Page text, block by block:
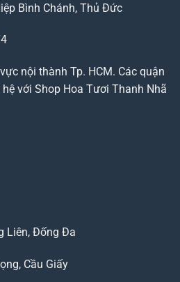
Bình Chánh, Thủ Đức
nội thành Tp. HCM. Các quận
với Shop Hoa Tươi Thanh Nhã
Liên, Đống Đa
Cầu Giấy